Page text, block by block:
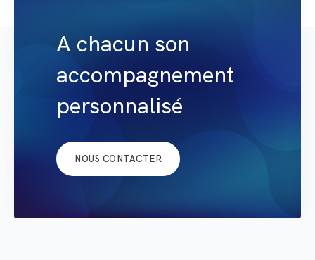
A chacun son
accompagnement
personnalisé
NOUS CONTACTER